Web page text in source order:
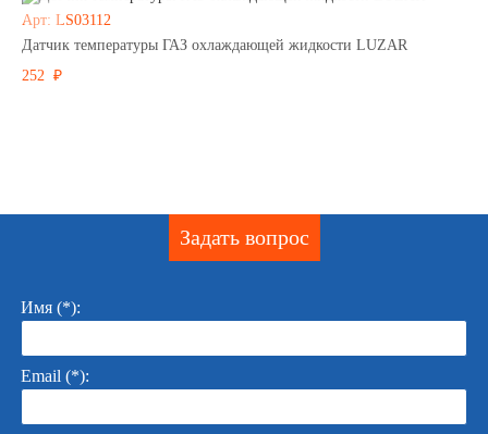
Арт: LS03112
Датчик температуры ГАЗ охлаждающей жидкости LUZAR
252 ₽
Задать вопрос
Имя (*):
Email (*):